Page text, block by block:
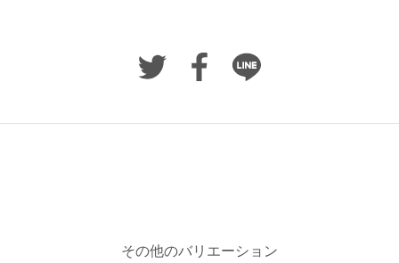
その他のバリエーション